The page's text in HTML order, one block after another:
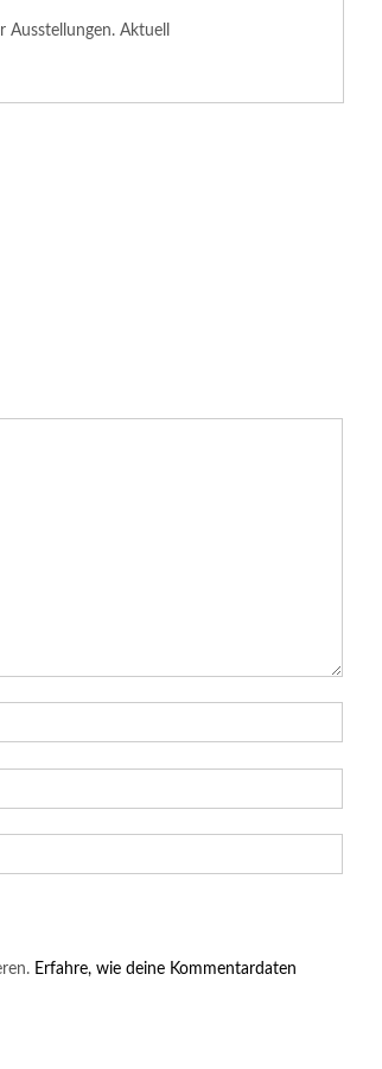
Aktuell
Erfahre, wie deine Kommentardaten